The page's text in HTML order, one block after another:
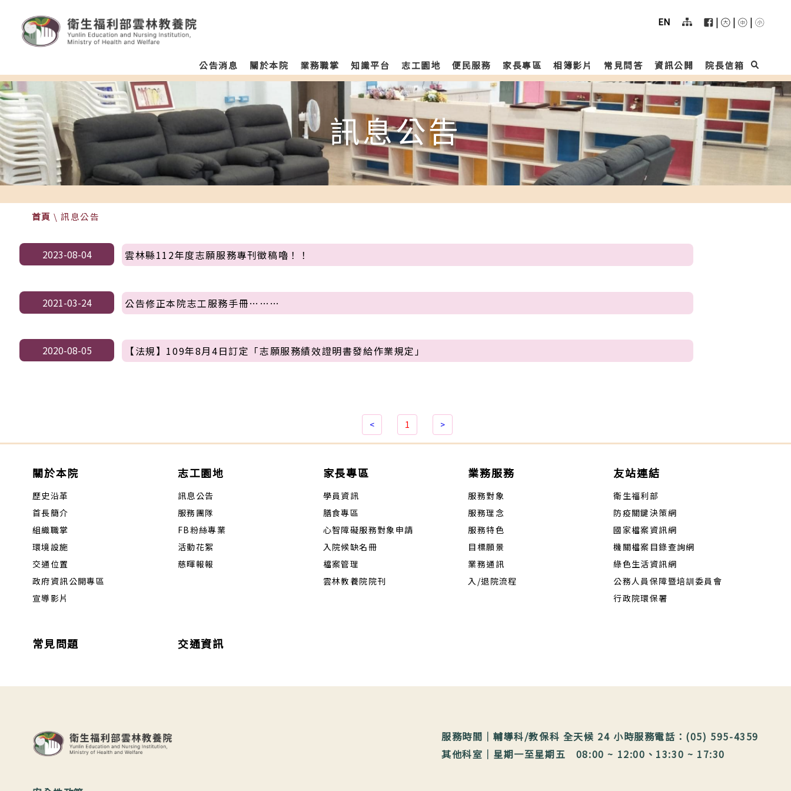
衛生福利部雲林教養院 menu
EN | |
|
Homepage
公告消息 關於本院 業務職掌 知識平台 志工園地 便民服務 家長專區 相簿影片 常見問答 資訊公開 院長信箱
color
訊息公告
首頁 \ 訊息公告
2023-08-04 雲林縣112年度志願服務專刊徵稿嚕！！
2021-03-24 公告修正本院志工服務手冊………
2020-08-05 【法規】109年8月4日訂定「志願服務績效證明書發給作業規定」
< 1 >
關於本院
歷史沿革
首長簡介
組織職掌
環境設施
交通位置
政府資訊公開專區
宣導影片
志工園地
訊息公告
服務團隊
FB粉絲專業
活動花絮
慈暉報報
家長專區
學員資訊
膳食專區
心智障礙服務對象申請
入院候缺名冊
檔案管理
雲林教養院院刊
業務服務
服務對象
服務理念
服務特色
目標願景
業務通訊
入/退院流程
友站連結
衛生福利部
防疫關鍵決策網
國家檔案資訊網
機關檔案目錄查詢網
綠色生活資訊網
公務人員保障暨培訓委員會
行政院環保署
常見問題 交通資訊
服務時間｜輔導科/教保科 全天候 24 小時服務電話：(05) 595-4359
其他科室｜星期一至星期五 08:00 ~ 12:00、13:30 ~ 17:30